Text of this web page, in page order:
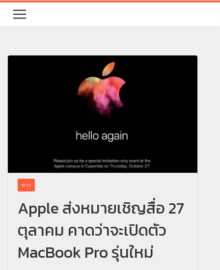
ข่าว
Apple ส่งหมายเชิญสื่อ 27
ตุลาคม คาดว่าจะเปิดตัว
MacBook Pro รุ่นใหม่